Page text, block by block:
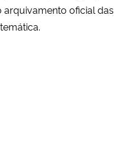
arquivamento oficial das